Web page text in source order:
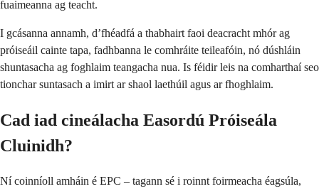
fuaimeanna ag teacht.
I gcásanna annamh, d’fhéadfá a thabhairt faoi deacracht mhór ag
próiseáil cainte tapa, fadhbanna le comhráite teileafóin, nó dúshláin
shuntasacha ag foghlaim teangacha nua. Is féidir leis na comharthaí seo
tionchar suntasach a imirt ar shaol laethúil agus ar fhoghlaim.
Cad iad cineálacha Easordú Próiseála
Cluinidh?
Ní coinníoll amháin é EPC – tagann sé i roinnt foirmeacha éagsúla,